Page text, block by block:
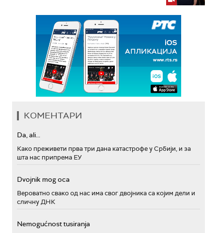
КОМЕНТАРИ
Da, ali...
Како преживети прва три дана катастрофе у Србији, и за
шта нас припрема ЕУ
Dvojnik mog oca
Вероватно свако од нас има свог двојника са којим дели и
сличну ДНК
Nemogućnost tusiranja